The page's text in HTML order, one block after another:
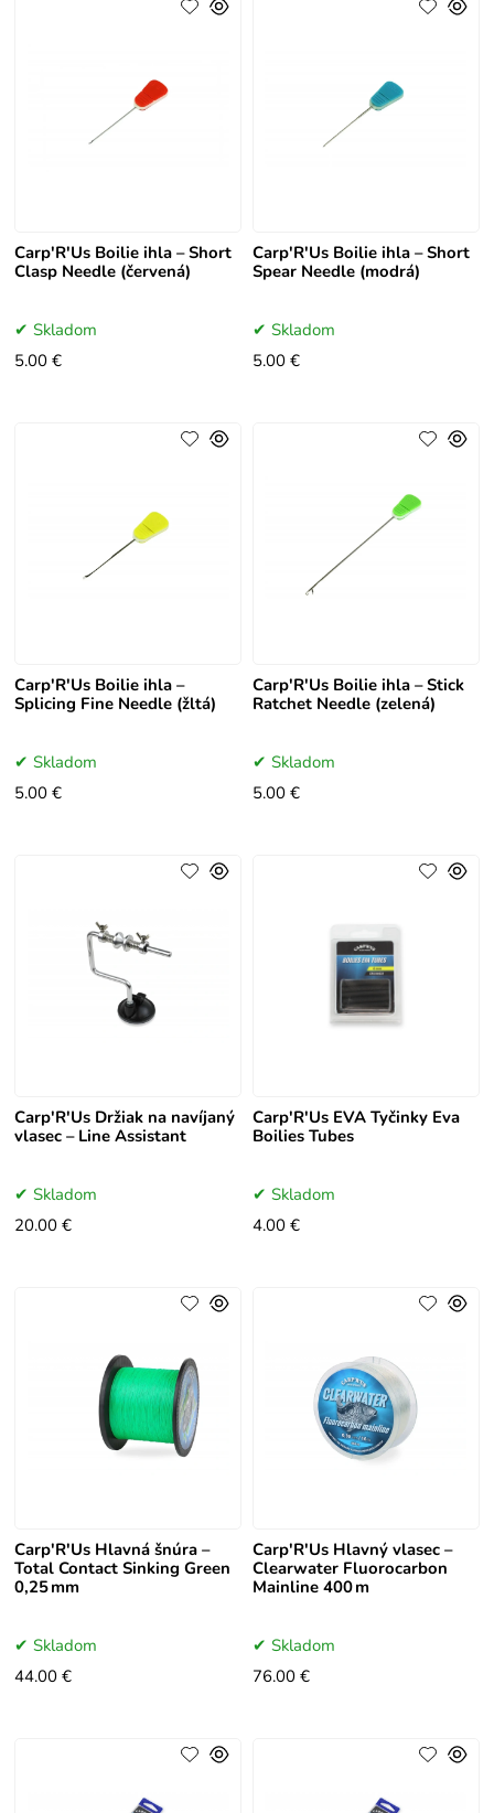
Carp'R'Us Boilie ihla – Short
Clasp Needle (červená)
Skladom
5.00 €
Carp'R'Us Boilie ihla – Short
Spear Needle (modrá)
Skladom
5.00 €
Carp'R'Us Boilie ihla –
Splicing Fine Needle (žltá)
Skladom
5.00 €
Carp'R'Us Boilie ihla – Stick
Ratchet Needle (zelená)
Skladom
5.00 €
Carp'R'Us Držiak na navíjaný
vlasec – Line Assistant
Skladom
20.00 €
Carp'R'Us EVA Tyčinky Eva
Boilies Tubes
Skladom
4.00 €
Carp'R'Us Hlavná šnúra –
Total Contact Sinking Green
0,25 mm
Skladom
44.00 €
Carp'R'Us Hlavný vlasec –
Clearwater Fluorocarbon
Mainline 400 m
Skladom
76.00 €